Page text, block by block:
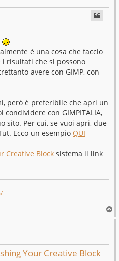
è una cosa che faccio
risultati che si possono
avere con GIMP, con
però è preferibile che apri un
con GIMPITALIA,
sito. Per cui, se vuoi apri, due
Ecco un esempio QUI
Creative Block sistema il link
o
Your Creative Block